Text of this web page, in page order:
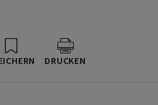
DRUCKEN